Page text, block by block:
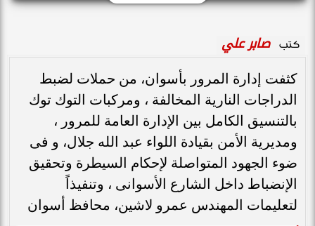
كتب صابر علي
كثفت إدارة المرور بأسوان، من حملات لضبط
الدراجات النارية المخالفة ، ومركبات التوك توك
بالتنسيق الكامل بين الإدارة العامة للمرور ،
ومديرية الأمن بقيادة اللواء عبد الله جلال، و فى
ضوء الجهود المتواصلة لإحكام السيطرة وتحقيق
الإنضباط داخل الشارع الأسوانى ، وتنفيذاً
لتعليمات المهندس عمرو لاشين، محافظ أسوان